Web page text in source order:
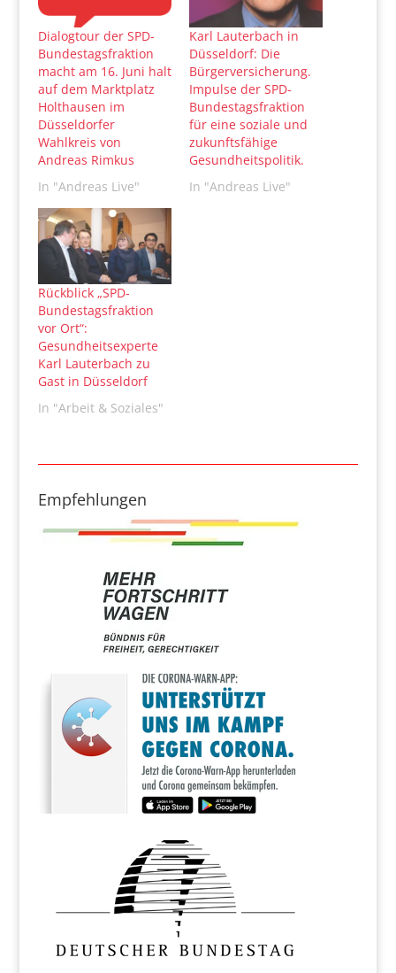
Dialogtour der SPD-
Bundestagsfraktion
macht am 16. Juni halt
auf dem Marktplatz
Holthausen im
Düsseldorfer
Wahlkreis von
Andreas Rimkus
In "Andreas Live"
Karl Lauterbach in
Düsseldorf: Die
Bürgerversicherung.
Impulse der SPD-
Bundestagsfraktion
für eine soziale und
zukunftsfähige
Gesundheitspolitik.
In "Andreas Live"
Rückblick „SPD-
Bundestagsfraktion
vor Ort“:
Gesundheitsexperte
Karl Lauterbach zu
Gast in Düsseldorf
In "Arbeit & Soziales"
Empfehlungen